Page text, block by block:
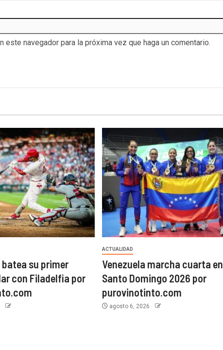
navegador para la próxima vez que haga un comentario.
su primer
con Filadelfia por
ACTUALIDAD
Venezuela marcha cuarta en
Santo Domingo 2026 por
purovinotinto.com
agosto 6, 2026